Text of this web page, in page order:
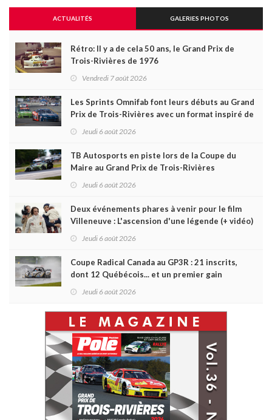
ACTUALITÉS GALERIES PHOTOS
Rétro: Il y a de cela 50 ans, le Grand Prix de
Trois-Rivières de 1976
Vendredi 7 août 2026
Les Sprints Omnifab font leurs débuts au Grand
Prix de Trois-Rivières avec un format inspiré de
Jeudi 6 août 2026
TB Autosports en piste lors de la Coupe du
Maire au Grand Prix de Trois-Rivières
Jeudi 6 août 2026
Deux événements phares à venir pour le film
Villeneuve : L'ascension d'une légende (+ vidéo)
Jeudi 6 août 2026
Coupe Radical Canada au GP3R : 21 inscrits,
dont 12 Québécois... et un premier gain
Jeudi 6 août 2026